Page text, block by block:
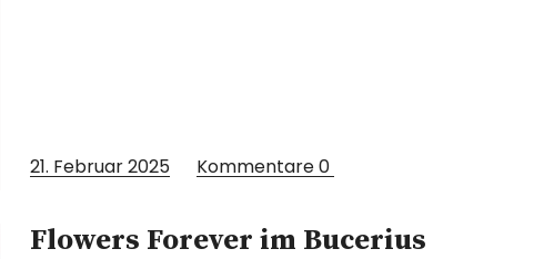
21. Februar 2025 Kommentare0
Flowers Forever im Bucerius